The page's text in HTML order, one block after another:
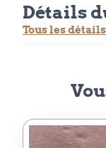
Détails
Tous les détails